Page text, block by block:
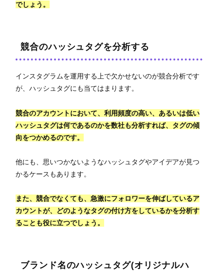
でしょう。
競合のハッシュタグを分析する
インスタグラムを運用する上で欠かせないのが競合分析です
が、ハッシュタグにも当てはまります。
競合のアカウントにおいて、利用頻度の高い、あるいは低い
ハッシュタグは何であるのかを数社も分析すれば、タグの傾
向をつかめるのです。
他にも、思いつかないようなハッシュタグやアイデアが見つ
かるケースもあります。
また、競合でなくても、急激にフォロワーを伸ばしているア
カウントが、どのようなタグの付け方をしているかを分析す
ることも役に立つでしょう。
ブランド名のハッシュタグ(オリジナルハ